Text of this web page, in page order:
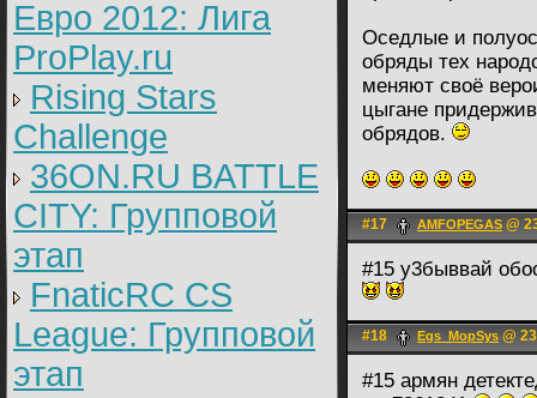
Евро 2012: Лига
ProPlay.ru
Rising Stars
Challenge
36ON.RU BATTLE
CITY: Групповой
этап
FnaticRC CS
League: Групповой
этап
Оседлые и
обряды тех
меняют своё
цыгане
обрядов.
#17 AMFOPEGAS @
#15 у3быввай
#18 Egs_MopSys @
#15 армян